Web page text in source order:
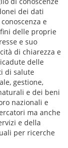
dei dati
e
delle proprie
e suo
di chiarezza e
delle
di salute
gestione,
e dei beni
nazionali e
ma anche
e della
per ricerche